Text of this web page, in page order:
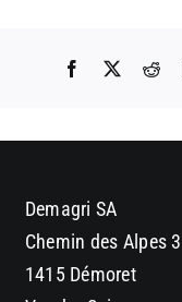
Facebook
X
Demagri SA
Chemin des Alpes 3
1415 Démoret